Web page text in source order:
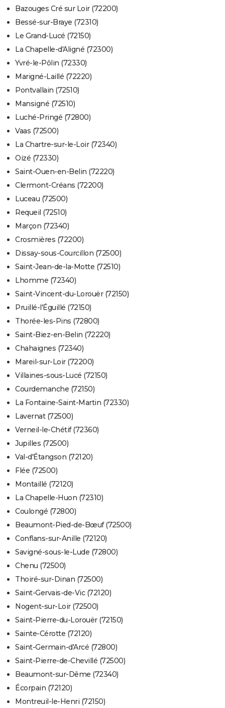
Bazouges Cré sur Loir (72200)
Bessé-sur-Braye (72310)
Le Grand-Lucé (72150)
La Chapelle-d'Aligné (72300)
Yvré-le-Pôlin (72330)
Marigné-Laillé (72220)
Pontvallain (72510)
Mansigné (72510)
Luché-Pringé (72800)
Vaas (72500)
La Chartre-sur-le-Loir (72340)
Oizé (72330)
Saint-Ouen-en-Belin (72220)
Clermont-Créans (72200)
Luceau (72500)
Requeil (72510)
Marçon (72340)
Crosmières (72200)
Dissay-sous-Courcillon (72500)
Saint-Jean-de-la-Motte (72510)
Lhomme (72340)
Saint-Vincent-du-Lorouër (72150)
Pruillé-l'Éguillé (72150)
Thorée-les-Pins (72800)
Saint-Biez-en-Belin (72220)
Chahaignes (72340)
Mareil-sur-Loir (72200)
Villaines-sous-Lucé (72150)
Courdemanche (72150)
La Fontaine-Saint-Martin (72330)
Lavernat (72500)
Verneil-le-Chétif (72360)
Jupilles (72500)
Val-d'Étangson (72120)
Flée (72500)
Montaillé (72120)
La Chapelle-Huon (72310)
Coulongé (72800)
Beaumont-Pied-de-Bœuf (72500)
Conflans-sur-Anille (72120)
Savigné-sous-le-Lude (72800)
Chenu (72500)
Thoiré-sur-Dinan (72500)
Saint-Gervais-de-Vic (72120)
Nogent-sur-Loir (72500)
Saint-Pierre-du-Lorouër (72150)
Sainte-Cérotte (72120)
Saint-Germain-d'Arcé (72800)
Saint-Pierre-de-Chevillé (72500)
Beaumont-sur-Dême (72340)
Écorpain (72120)
Montreuil-le-Henri (72150)